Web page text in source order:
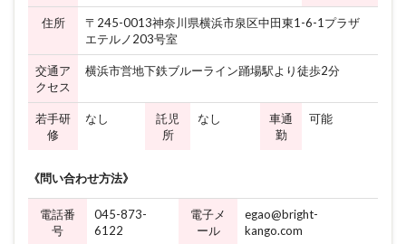
住所
〒245-0013神奈川県横浜市泉区中田東1-6-1プラザ
エテルノ203号室
交通ア
クセス
横浜市営地下鉄ブルーライン踊場駅より徒歩2分
若手研
修
なし
託児
所
なし
車通
勤
可能
《問い合わせ方法》
電話番
号
045-873-
6122
電子メ
ール
egao@bright-
kango.com